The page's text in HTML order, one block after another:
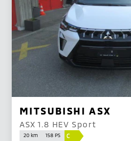
MITSUBISHI ASX
ASX 1.8 HEV Sport
20 km 158 PS C